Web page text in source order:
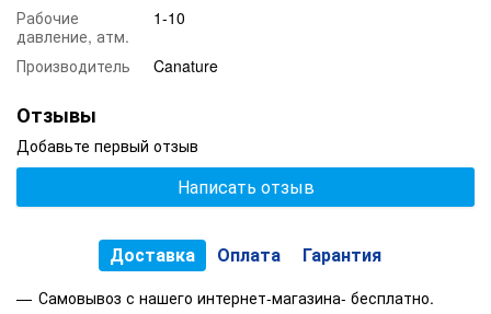
Рабочие
давление, атм.
1-10
Производитель Canature
Отзывы
Добавьте первый отзыв
Написать отзыв
Доставка Оплата Гарантия
Самовывоз с нашего интернет-магазина- бесплатно.